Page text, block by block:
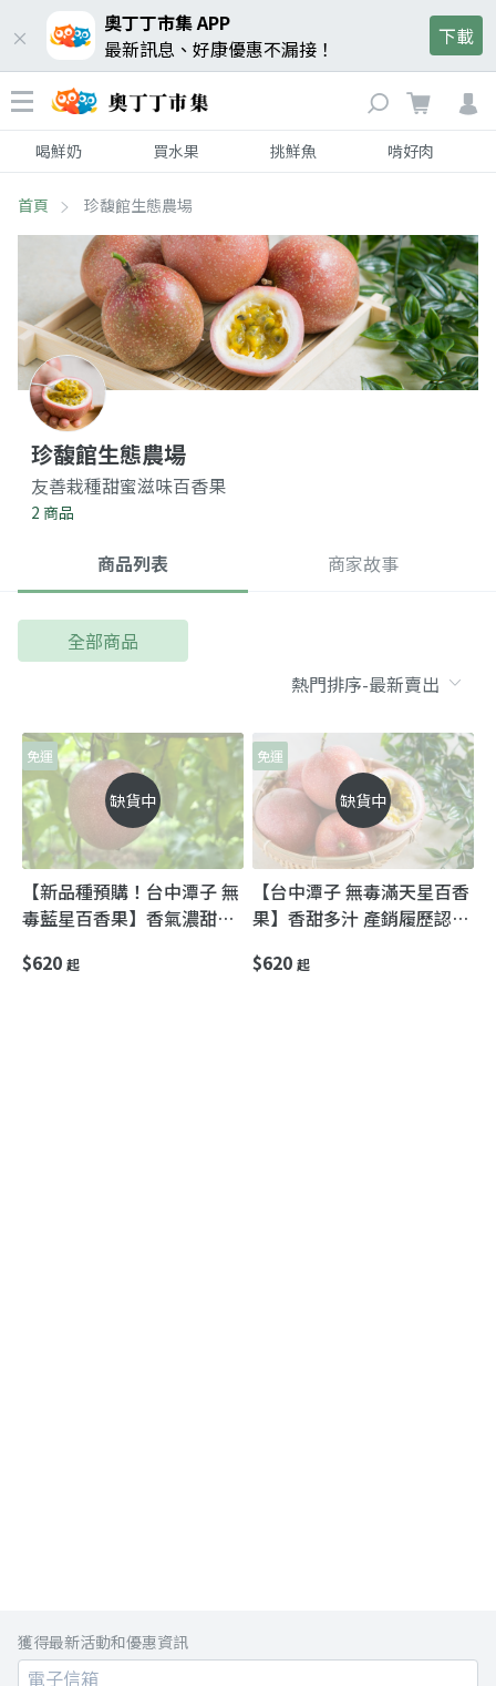
奧丁丁市集 APP
最新訊息、好康優惠不漏接！
下載
喝鮮奶 買水果 挑鮮魚 啃好肉
首頁 珍馥館生態農場
珍馥館生態農場
友善栽種甜蜜滋味百香果
2 商品
商品列表 商家故事
全部商品
缺貨中
免運
【新品種預購！台中潭子 無
毒藍星百香果】香氣濃甜度
$620 起
缺貨中
免運
【台中潭子 無毒滿天星百香
果】香甜多汁 產銷履歷認證
$620 起
獲得最新活動和優惠資訊